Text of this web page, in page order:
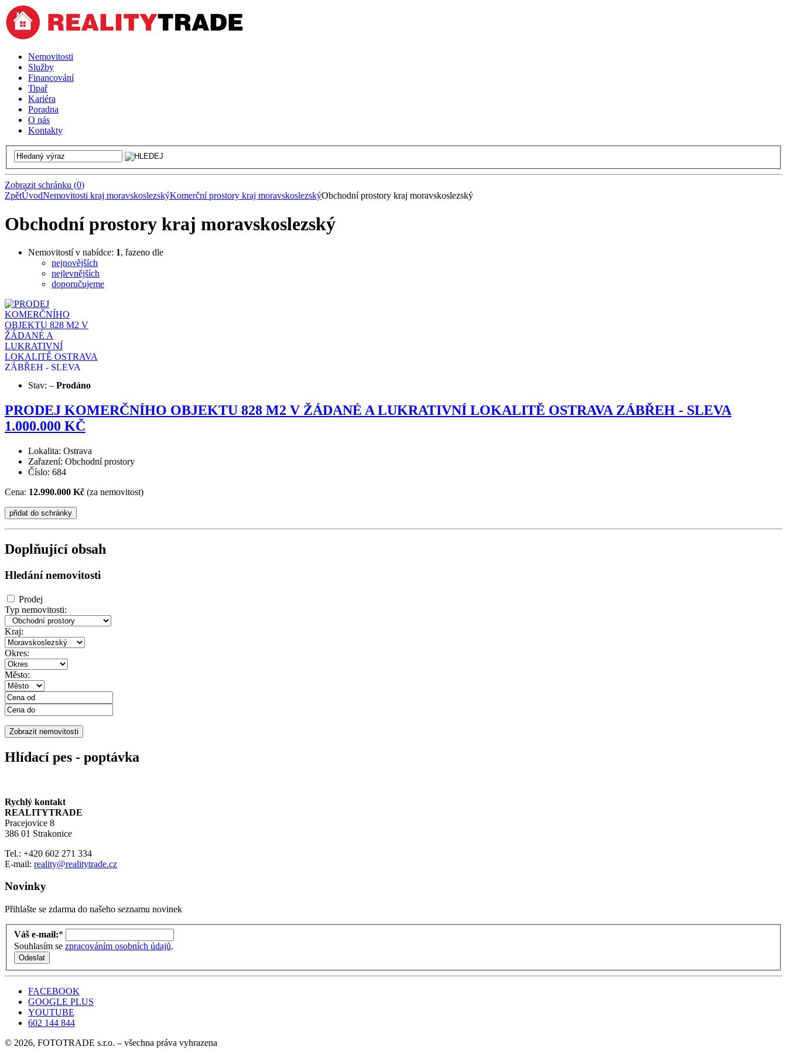
Nemovitosti
Služby
Financování
Tipař
Kariéra
Poradna
O nás
Kontakty
Zobrazit schránku (0)
ZpětÚvodNemovitosti kraj moravskoslezskýKomerční prostory kraj moravskoslezskýObchodní prostory kraj moravskoslezský
Obchodní prostory kraj moravskoslezský
Nemovitostí v nabídce: 1, řazeno dle
nejnovějších
nejlevnějších
doporučujeme
Stav: – Prodáno
PRODEJ KOMERČNÍHO OBJEKTU 828 M2 V ŽÁDANÉ A LUKRATIVNÍ LOKALITĚ OSTRAVA ZÁBŘEH - SLEVA
1.000.000 KČ
Lokalita: Ostrava
Zařazení: Obchodní prostory
Číslo: 684
Cena: 12.990.000 Kč (za nemovitost)
Doplňující obsah
Hledání nemovitosti
Prodej
Typ nemovitosti:
Kraj:
Okres:
Město:
Hlídací pes - poptávka
Rychlý kontakt
REALITYTRADE
Pracejovice 8
386 01 Strakonice
Tel.: +420 602 271 334
E-mail: reality@realitytrade.cz
Novinky
Přihlašte se zdarma do našeho seznamu novinek
Váš e-mail:*
Souhlasím se zpracováním osobních údajů.
FACEBOOK
GOOGLE PLUS
YOUTUBE
602 144 844
© 2026, FOTOTRADE s.r.o. – všechna práva vyhrazena